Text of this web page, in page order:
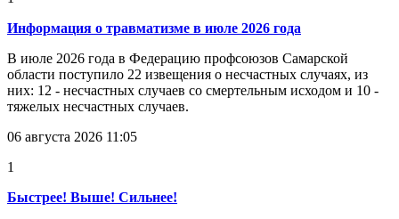
Информация о травматизме в июле 2026 года
В июле 2026 года в Федерацию профсоюзов Самарской
области поступило 22 извещения о несчастных случаях, из
них: 12 - несчастных случаев со смертельным исходом и 10 -
тяжелых несчастных случаев.
06 августа 2026 11:05
1
Быстрее! Выше! Сильнее!